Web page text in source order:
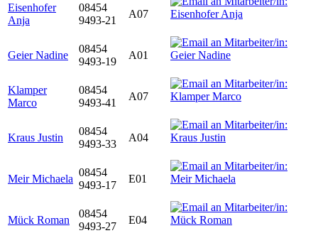
Eisenhofer
Anja
08454
9493-21
A07
Geier Nadine
08454
9493-19
A01
Klamper
Marco
08454
9493-41
A07
Kraus Justin
08454
9493-33
A04
Meir Michaela
08454
9493-17
E01
Mück Roman
08454
9493-27
E04